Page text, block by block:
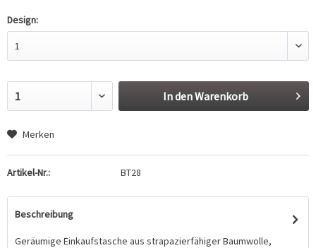
Design:
In denWarenkorb
Merken
Artikel-Nr.: BT28
Beschreibung
Geräumige Einkaufstasche aus strapazierfähiger Baumwolle,